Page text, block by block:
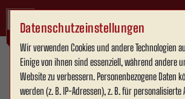
Datenschutzeinstellungen
Wir verwenden Cookies und andere Technologien
Einige von ihnen sind essenziell, während andere
Website zu verbessern. Personenbezogene Daten
werden (z. B. IP-Adressen), z. B. für personalisierte
1. Mannschaft